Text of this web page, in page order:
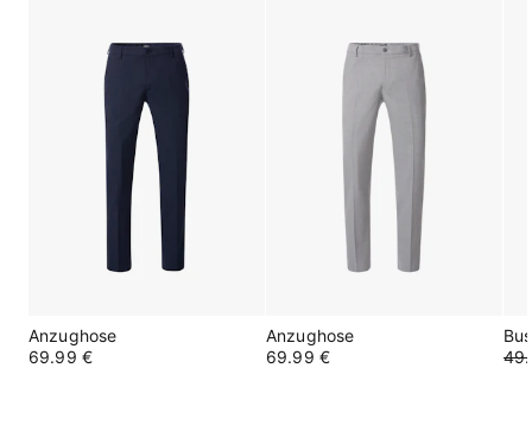
Anzughose
69.99 €
Anzughose
69.99 €